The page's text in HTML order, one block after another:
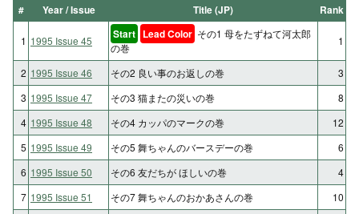
# Year / Issue Title (JP) Rank
1 1995 Issue 45 Start Lead Color その1 母をたずねて河太郎
の巻
1
2 1995 Issue 46 その2 良い事のお返しの巻
3
3 1995 Issue 47 その3 猫またの災いの巻
8
4 1995 Issue 48 その4 カッパのマークの巻
12
5 1995 Issue 49 その5 舞ちゃんのバースデーの巻
6
6 1995 Issue 50 その6 友だちが ほしいの巻
4
7 1995 Issue 51 その7 舞ちゃんのおかあさんの巻
10